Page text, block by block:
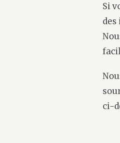
Si
ci-